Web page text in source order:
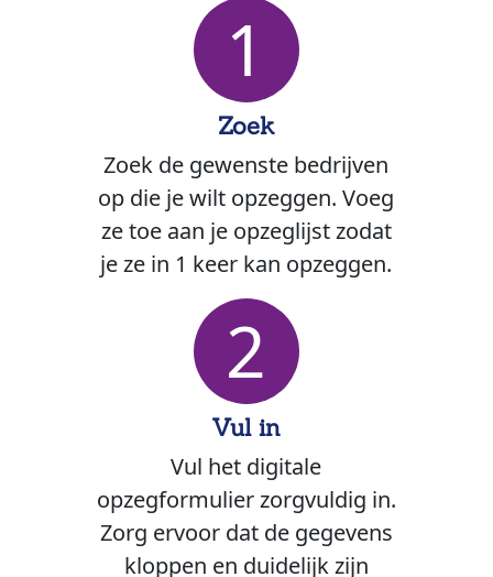
1
Zoek
Zoek de gewenste bedrijven
op die je wilt opzeggen. Voeg
ze toe aan je opzeglijst zodat
je ze in 1 keer kan opzeggen.
2
Vul in
Vul het digitale
opzegformulier zorgvuldig in.
Zorg ervoor dat de gegevens
kloppen en duidelijk zijn